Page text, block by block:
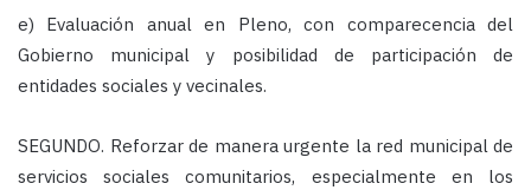
e) Evaluación anual en Pleno, con comparecencia del
Gobierno municipal y posibilidad de participación de
entidades sociales y vecinales.
SEGUNDO. Reforzar de manera urgente la red municipal de
servicios sociales comunitarios, especialmente en los